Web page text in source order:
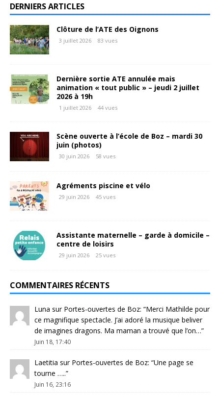
DERNIERS ARTICLES
Clôture de l’ATE des Oignons
3 juillet 2026 83 vues
Dernière sortie ATE annulée mais
animation « tout public » – jeudi 2 juillet
2026 à 19h
1 juillet 2026 44 vues
Scène ouverte à l’école de Boz – mardi 30
juin (photos)
30 juin 2026 58 vues
Agréments piscine et vélo
29 juin 2026 45 vues
Assistante maternelle – garde à domicile –
centre de loisirs
29 juin 2026 25 vues
COMMENTAIRES RÉCENTS
Luna sur Portes-ouvertes de Boz: “Merci Mathilde pour
ce magnifique spectacle. J’ai adoré la musique beliver
de imagines dragons. Ma maman a trouvé que l’on…”
Juin 18, 17:40
Laetitia sur Portes-ouvertes de Boz: “Une page se
tourne …..”
Juin 16, 23:16